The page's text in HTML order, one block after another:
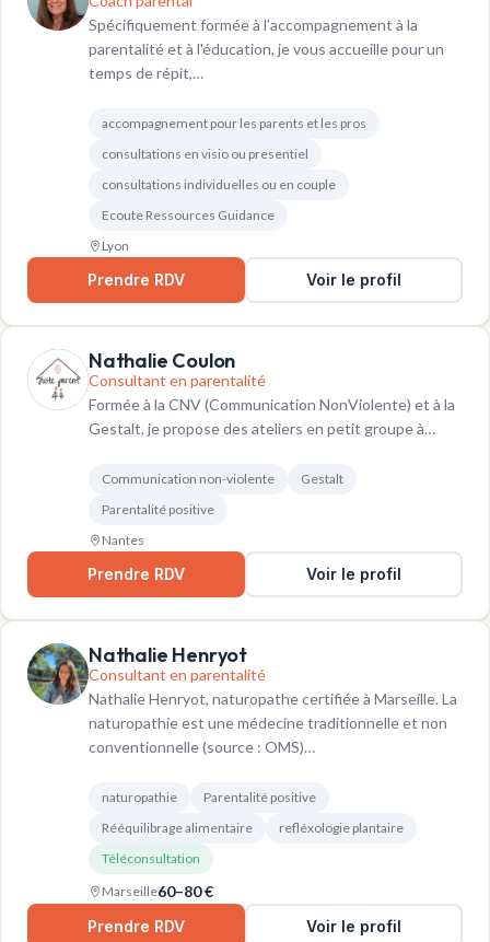
Spécifiquement formée à l'accompagnement à la
parentalité et à l'éducation, je vous accueille pour un
temps de répit,…
accompagnement pour les parents et les pros
consultations en visio ou presentiel
consultations individuelles ou en couple
Ecoute Ressources Guidance
Lyon
Prendre RDV Voir le profil
Nathalie Coulon
Consultant en parentalité
Formée à la CNV (Communication NonViolente) et à la
Gestalt, je propose des ateliers en petit groupe à…
Communication non-violente
Gestalt
Parentalité positive
Nantes
Prendre RDV Voir le profil
Nathalie Henryot
Consultant en parentalité
Nathalie Henryot, naturopathe certifiée à Marseille. La
naturopathie est une médecine traditionnelle et non
conventionnelle (source : OMS)…
naturopathie
Parentalité positive
Rééquilibrage alimentaire
refléxologie plantaire
Téléconsultation
Marseille60–80 €
Prendre RDV
Voir le profil